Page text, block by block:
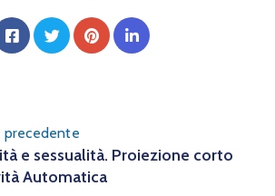
precedente
e sessualità. Proiezione corto
Automatica